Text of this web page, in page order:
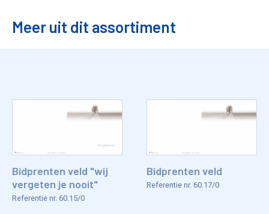
Meer uit dit assortiment
Bidprenten veld "wij
vergeten je nooit"
Referentie nr. 60.15/0
Bidprenten veld
Referentie nr. 60.17/0